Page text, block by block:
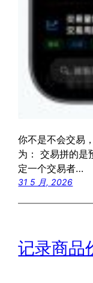
你不是不会交易
为： 交易拼的是
定一个交易者…
31 5 月, 2026
记录商品